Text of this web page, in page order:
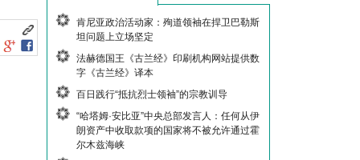
肯尼亚政治活动家：殉道领袖在捍卫巴勒斯
坦问题上立场坚定
法赫德国王《古兰经》印刷机构网站提供数
字《古兰经》译本
百日践行“抵抗烈士领袖”的宗教训导
“哈塔姆·安比亚”中央总部发言人：任何从伊
朗资产中收取款项的国家将不被允许通过霍
尔木兹海峡